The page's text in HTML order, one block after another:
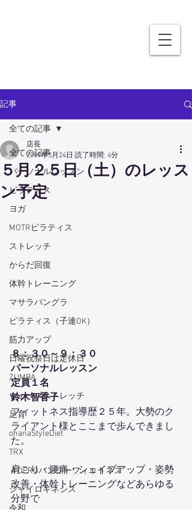
記事
全ての記事
パーソナルレッスン
ピラティス
ヨガ
MOTRピラティス
ストレッチ
からだ回復
体幹トレーニング
マサラバングラ
ピラティス（子連OK）
筋力アップ
日曜祝祭日は定休日
ZUMBA
ウェーブストレッチ
足育
ohanaStyleDiet
TRX
４DPROバンジーフィットネス
ジャイロキネシス
全ての記事
５月２５日（土）のレッス
ン予定
店長
2019年5月24日 読了時間: 4分
８：３０～９：３０
パーソナルレッスン
定員１名
鈴木智香子
フィットネス指導歴２５年。大勢のク
ライアント様とここまで歩んできまし
た。
肩こり・腰痛・シェイプアップ・姿勢
改善・体幹トレーニングなどあらゆる
分野で